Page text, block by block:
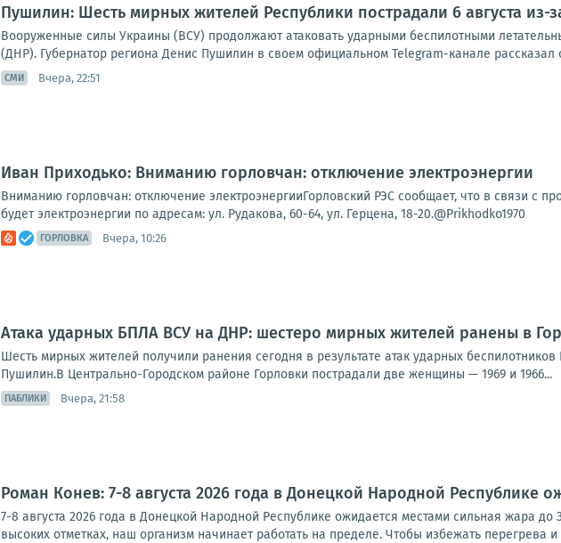
Пушилин: Шесть мирных жителей Республики пострадали 6 августа из-
Вооруженные силы Украины (ВСУ) продолжают атаковать ударными беспилотными
(ДНР). Губернатор региона Денис Пушилин в своем официальном Telegram-канале рассказал
СМИ Вчера, 22:51
Иван Приходько: Вниманию горловчан: отключение электроэнергии
Вниманию горловчан: отключение электроэнергииГорловский РЭС сообщает, что в связи с
будет электроэнергии по адресам: ул. Рудакова, 60-64, ул. Герцена, 18-20.@Prikhodko1970
ГОРЛОВКА Вчера, 10:26
Атака ударных БПЛА ВСУ на ДНР: шестеро мирных жителей ранены в
Шесть мирных жителей получили ранения сегодня в результате атак ударных
Пушилин.В Центрально-Городском районе Горловки пострадали две женщины — 1969 и 1966...
ПАБЛИКИ Вчера, 21:58
Роман Конев: 7-8 августа 2026 года в Донецкой Народной Республике
7-8 августа 2026 года в Донецкой Народной Республике ожидается местами сильная жара до
высоких отметках, наш организм начинает работать на пределе. Чтобы избежать перегрева и